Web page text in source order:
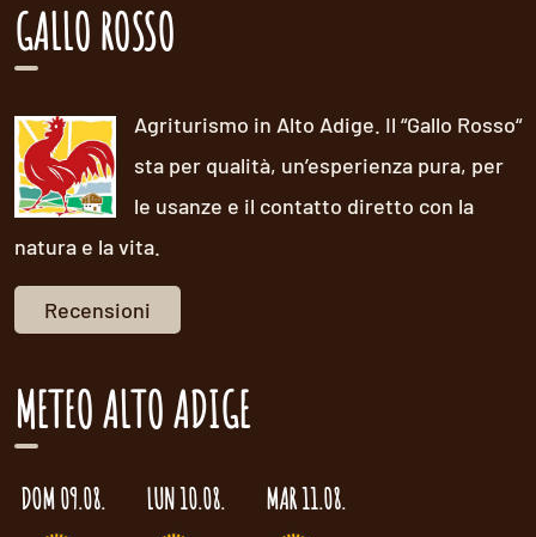
GALLO ROSSO
Agriturismo in Alto Adige. Il “Gallo Rosso“
sta per qualità, un’esperienza pura, per
le usanze e il contatto diretto con la
natura e la vita.
Recensioni
METEO ALTO ADIGE
DOM 09.08. LUN 10.08. MAR 11.08.